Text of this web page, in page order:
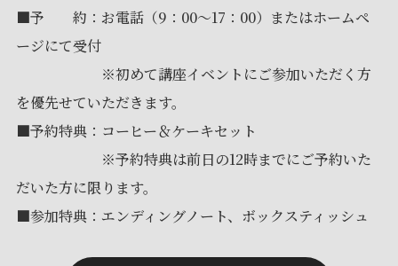
■予 約：お電話（9：00～17：00）またはホームペ
ージにて受付
※初めて講座イベントにご参加いただく方
を優先せていただきます。
■予約特典：コーヒー＆ケーキセット
※予約特典は前日の12時までにご予約いた
だいた方に限ります。
■参加特典：エンディングノート、ボックスティッシュ